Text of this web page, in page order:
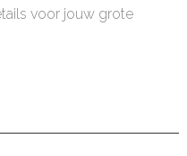
voor jouw grote